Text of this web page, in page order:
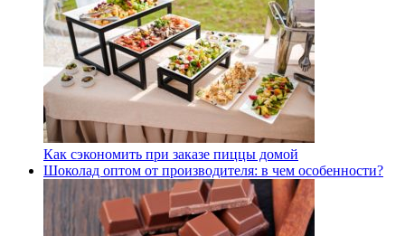
Как сэкономить при заказе пиццы домой
Шоколад оптом от производителя: в чем особенности?